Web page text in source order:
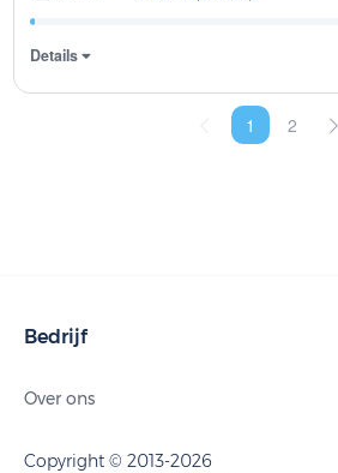
Details
1 2
Bedrijf
Over ons
Copyright © 2013-2026